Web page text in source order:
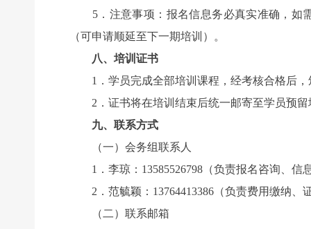
5．注意事项：报名信息务必真实准确，如需
（可申请顺延至下一期培训）。
八、培训证书
1．学员完成全部培训课程，经考核合格后，
2．证书将在培训结束后统一邮寄至学员预留
九、联系方式
（一）会务组联系人
1．李琼：13585526798（负责报名咨询、信
2．范毓颖：13764413386（负责费用缴纳、
（二）联系邮箱